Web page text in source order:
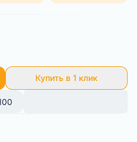
Купить в 1 клик